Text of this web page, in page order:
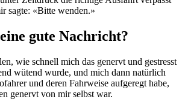
sagte: «Bitte wenden.»
gute Nachricht?
wie schnell mich das genervt und gestresst
wütend wurde, und mich dann natürlich
und deren Fahrweise aufgeregt habe,
genervt von mir selbst war.